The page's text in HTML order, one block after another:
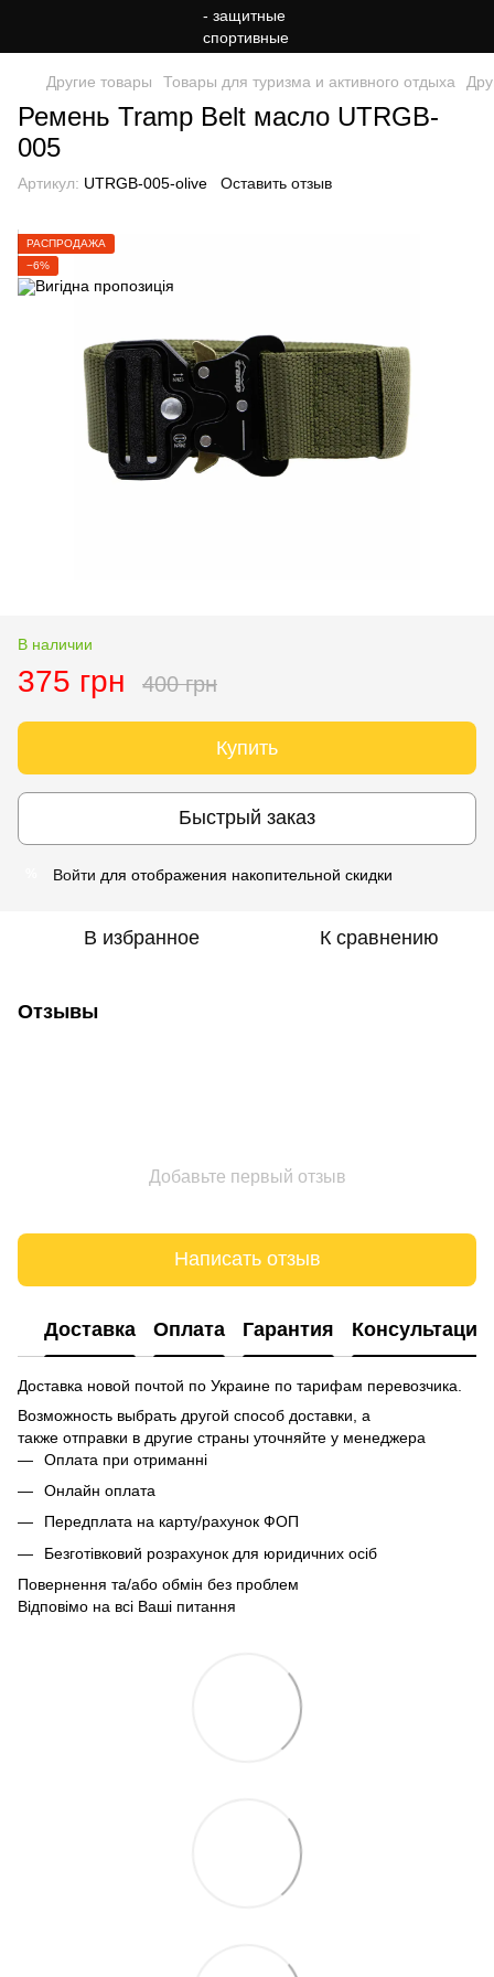
Другие товары Товары для туризма и активного отдыха
Ремень Tramp Belt масло UTRGB-
005
Артикул: UTRGB-005-olive Оставить отзыв
РАСПРОДАЖА
−6%
В наличии
375 грн 400 грн
Купить
Быстрый заказ
Войти для отображения накопительной скидки
В избранное К сравнению
Отзывы
Добавьте первый отзыв
Написать отзыв
Доставка Оплата Гарантия Консультация
Доставка новой почтой по Украине по тарифам перевозчика.
Возможность выбрать другой способ доставки, а
также отправки в другие страны уточняйте у менеджера
Оплата при отриманні
Онлайн оплата
Передплата на карту/рахунок ФОП
Безготівковий розрахунок для юридичних осіб
Повернення та/або обмін без проблем
Відповімо на всі Ваші питання